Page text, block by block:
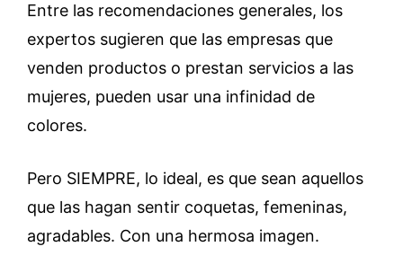
Entre las recomendaciones generales, los
expertos sugieren que las empresas que
venden productos o prestan servicios a las
mujeres, pueden usar una infinidad de
colores.
Pero SIEMPRE, lo ideal, es que sean aquellos
que las hagan sentir coquetas, femeninas,
agradables. Con una hermosa imagen.